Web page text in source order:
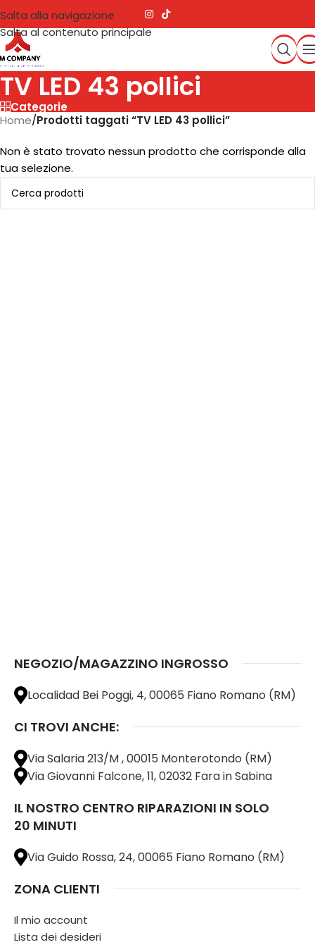
Salta alla navigazione
Salta al contenuto principale
TV LED 43 pollici
Categorie
Home/Prodotti taggati “TV LED 43 pollici”
Non è stato trovato nessun prodotto che corrisponde alla
tua selezione.
NEGOZIO/MAGAZZINO INGROSSO
Localidad Bei Poggi, 4, 00065 Fiano Romano (RM)
CI TROVI ANCHE:
Via Salaria 213/M , 00015 Monterotondo (RM)
Via Giovanni Falcone, 11, 02032 Fara in Sabina
IL NOSTRO CENTRO RIPARAZIONI IN SOLO
20 MINUTI
Via Guido Rossa, 24, 00065 Fiano Romano (RM)
ZONA CLIENTI
Il mio account
Lista dei desideri